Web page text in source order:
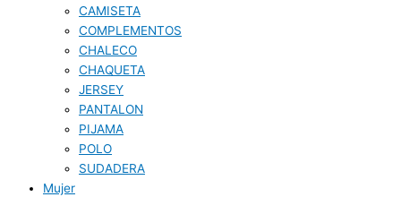
CAMISETA
COMPLEMENTOS
CHALECO
CHAQUETA
JERSEY
PANTALON
PIJAMA
POLO
SUDADERA
Mujer